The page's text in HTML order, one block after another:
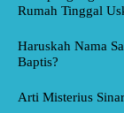
Rumah Tinggal
Haruskah Nama
Baptis?
Arti Misterius